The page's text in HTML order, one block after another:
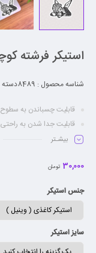
استیکر فرشته
شناسه محصول : 8489دسته
قابلیت چسباندن به
قابلیت جدا شدن به
مقاومت در برابر آب و حرارت
دارای شفافیت مناسب
بیشـتر
30,000 تومان
جنس استیکر
سایز استیکر